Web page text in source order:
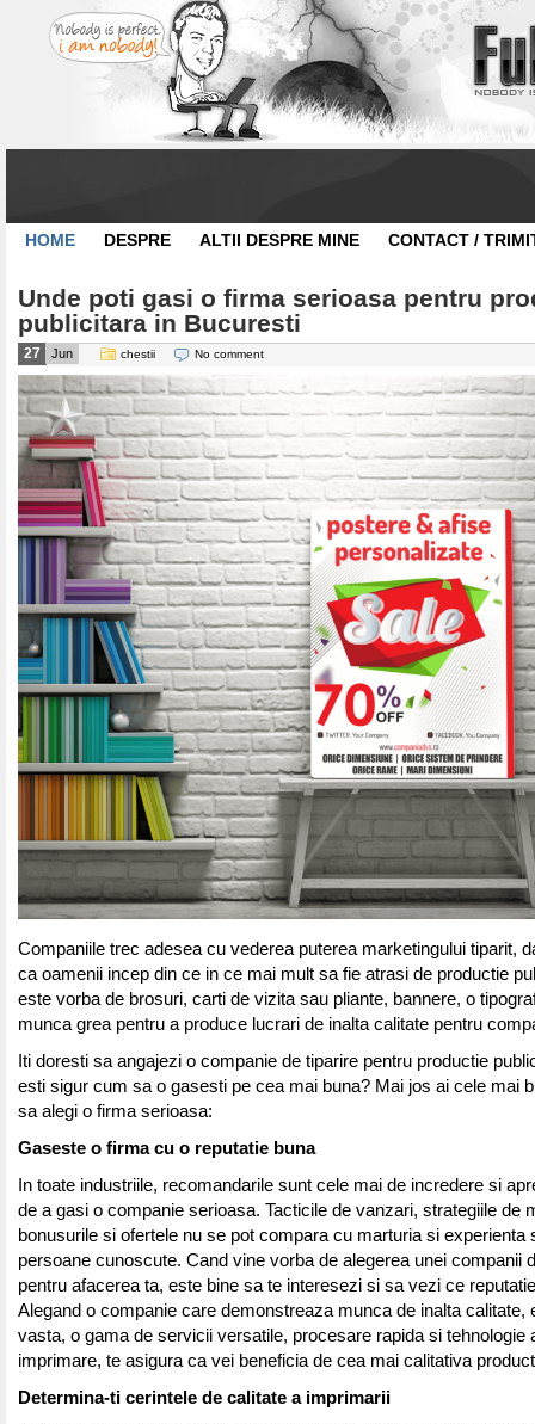
HOME DESPRE ALTII DESPRE MINE CONTACT /
Unde poti gasi o firma serioasa pentru
publicitara in Bucuresti
27 Jun chestii No comment
Companiile trec adesea cu vederea puterea marketingului tiparit,
ca oamenii incep din ce in ce mai mult sa fie atrasi de productie
este vorba de brosuri, carti de vizita sau pliante, bannere, o
munca grea pentru a produce lucrari de inalta calitate pentru
Iti doresti sa angajezi o companie de tiparire pentru productie
esti sigur cum sa o gasesti pe cea mai buna? Mai jos ai cele mai
sa alegi o firma serioasa:
Gaseste o firma cu o reputatie buna
In toate industriile, recomandarile sunt cele mai de incredere si
de a gasi o companie serioasa. Tacticile de vanzari, strategiile de
bonusurile si ofertele nu se pot compara cu marturia si experienta
persoane cunoscute. Cand vine vorba de alegerea unei companii
pentru afacerea ta, este bine sa te interesezi si sa vezi ce
Alegand o companie care demonstreaza munca de inalta calitate,
vasta, o gama de servicii versatile, procesare rapida si tehnologie
imprimare, te asigura ca vei beneficia de cea mai calitativa
Determina-ti cerintele de calitate a imprimarii